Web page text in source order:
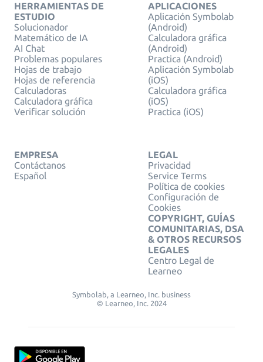
HERRAMIENTAS DE
ESTUDIO
Solucionador
Matemático de IA
AI Chat
Problemas populares
Hojas de trabajo
Hojas de referencia
Calculadoras
Calculadora gráfica
Verificar solución
APLICACIONES
Aplicación Symbolab
(Android)
Calculadora gráfica
(Android)
Practica (Android)
Aplicación Symbolab
(iOS)
Calculadora gráfica
(iOS)
Practica (iOS)
EMPRESA
Contáctanos
Español
LEGAL
Privacidad
Service Terms
Política de cookies
Configuración de
Cookies
COPYRIGHT, GUÍAS
COMUNITARIAS, DSA
& OTROS RECURSOS
LEGALES
Centro Legal de
Learneo
Symbolab, a Learneo, Inc. business
© Learneo, Inc. 2024